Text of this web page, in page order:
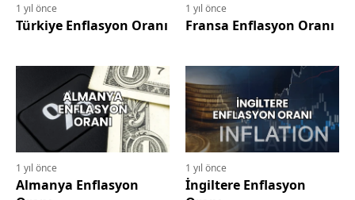
1 yıl önce
Türkiye Enflasyon Oranı
1 yıl önce
Fransa Enflasyon Oranı
1 yıl önce
Almanya Enflasyon
1 yıl önce
İngiltere Enflasyon